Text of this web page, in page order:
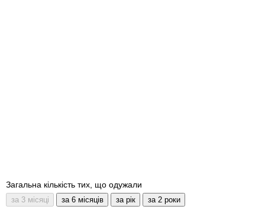
Загальна кількість тих, що одужали